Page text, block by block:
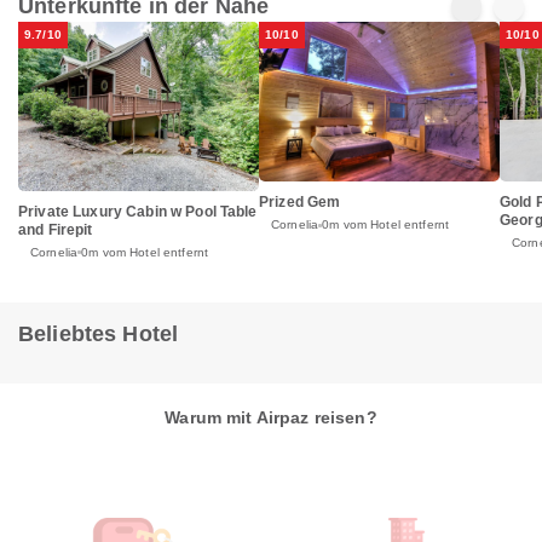
Unterkünfte in der Nähe
9.7/10
Private Luxury Cabin w Pool Table
and Firepit
Cornelia 0m vom Hotel entfernt
10/10
Prized Gem
Cornelia 0m vom Hotel entfernt
10/10
Gold
Beliebtes Hotel
Warum mit Airpaz reisen?